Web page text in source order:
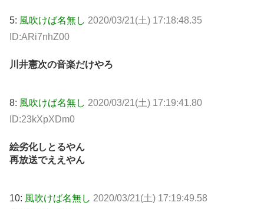
5: 風吹けば名無し 2020/03/21(土) 17:18:48.35
ID:ARi7nhZ00
川井憲次の音楽だけやろ
8: 風吹けば名無し 2020/03/21(土) 17:19:41.80
ID:23kXpXDm0
絵劣化しとるやん
再放送でええやん
10: 風吹けば名無し 2020/03/21(土) 17:19:49.58